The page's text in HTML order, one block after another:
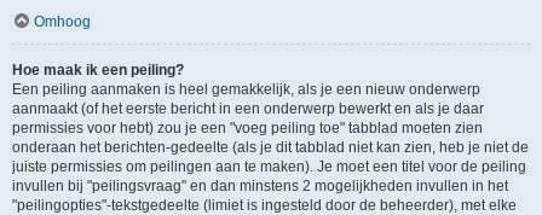
Omhoog
Hoe maak ik een peiling?
Een peiling aanmaken is heel gemakkelijk, als je een nieuw onderwerp
aanmaakt (of het eerste bericht in een onderwerp bewerkt en als je daar
permissies voor hebt) zou je een "voeg peiling toe" tabblad moeten zien
onderaan het berichten-gedeelte (als je dit tabblad niet kan zien, heb je niet de
juiste permissies om peilingen aan te maken). Je moet een titel voor de peiling
invullen bij "peilingsvraag" en dan minstens 2 mogelijkheden invullen in het
"peilingopties"-tekstgedeelte (limiet is ingesteld door de beheerder), met elke